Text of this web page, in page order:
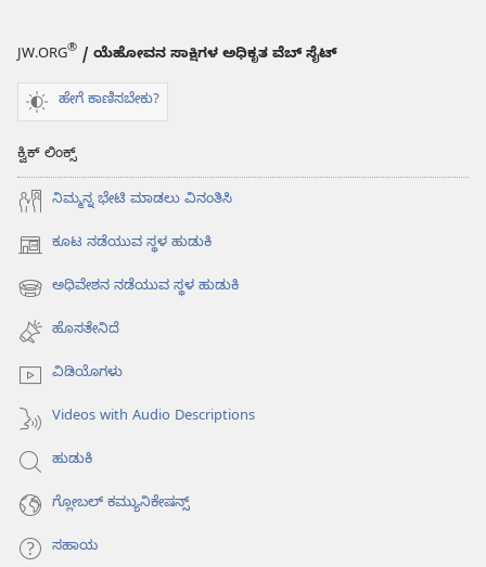
JW.ORG® / ಯೆಹೋವನ ಸಾಕ್ಷಿಗಳ ಅಧಿಕೃತ ವೆಬ್ ಸೈಟ್
ಹೇಗೆ ಕಾಣಿಸಬೇಕು?
ಕ್ವಿಕ್ ಲಿಂಕ್ಸ್
ನಿಮ್ಮನ್ನ ಭೇಟಿ ಮಾಡಲು ವಿನಂತಿಸಿ
ಕೂಟ ನಡೆಯುವ ಸ್ಥಳ ಹುಡುಕಿ
(opens
new
window)
ಅಧಿವೇಶನ ನಡೆಯುವ ಸ್ಥಳ ಹುಡುಕಿ
(opens
new
window)
ಹೊಸತೇನಿದೆ
ವಿಡಿಯೊಗಳು
Videos with Audio Descriptions
ಹುಡುಕಿ
ಗ್ಲೋಬಲ್‌ ಕಮ್ಯುನಿಕೇಷನ್ಸ್‌
ಸಹಾಯ